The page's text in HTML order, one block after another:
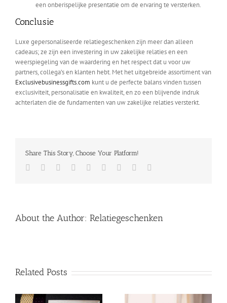
een onberispelijke presentatie om de ervaring te versterken.
Conclusie
Luxe gepersonaliseerde relatiegeschenken zijn meer dan alleen
cadeaus; ze zijn een investering in uw zakelijke relaties en een
weerspiegeling van de waardering en het respect dat u voor uw
partners, collega’s en klanten hebt. Met het uitgebreide assortiment van
Exclusivebusinessgifts.com kunt u de perfecte balans vinden tussen
exclusiviteit, personalisatie en kwaliteit, en zo een blijvende indruk
achterlaten die de fundamenten van uw zakelijke relaties versterkt.
Share This Story, Choose Your Platform!
Facebook
TwitterLinkedIn
Reddit Whatsapp
TumblrPinterest
About the Author: Relatiegeschenken
Related Posts